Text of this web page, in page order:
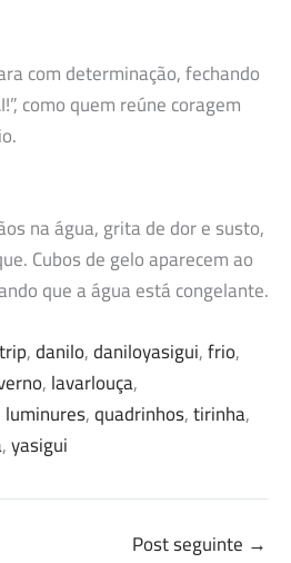
com determinação, fechando
como quem reúne coragem
na água, grita de dor e susto,
Cubos de gelo aparecem ao
que a água está congelante.
, danilo, daniloyasigui, frio
, lavarlouça
luminures, quadrinhos, tirinha
, yasigui
Post seguinte →